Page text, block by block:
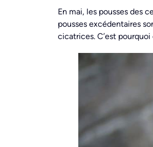
En mai, les pousses des
pousses excédentaires
cicatrices. C’est